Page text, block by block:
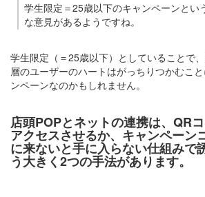
学生限定＝25歳以下のキャンペーンとい
な意見があるようですね。
学生限定（＝25歳以下）としていることで
層のユーザーのハートはがっちりつかむこ
ンペーンなのかもしれません。
店頭POPとネットの連携は、QR
アクセスさせるか、キャンペーン
に来ないと手に入らない仕組みで
う大きく2つの手法があります。